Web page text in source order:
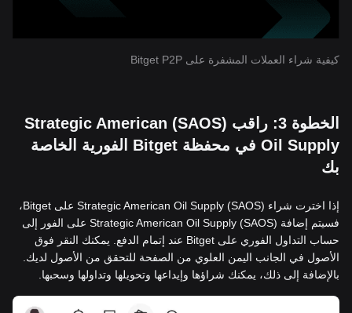
كيفية شراء العملات المشفرة على Bitget P2P
الخطوة 3: راقب (SAOS) Strategic American
Oil Supply في محفظة Bitget الفورية الخاصة
بك
إذا اخترت شراء (SAOS) Strategic American Oil Supply على Bitget،
فسيتم إضافة (SAOS) Strategic American Oil Supply على الفور إلى
حساب التداول الفوري على Bitget عند إتمام الدفع. يمكنك النقر فوق
الأصول في الجانب اليمن العلوي من الصفحة للتحقق من الأصول لديك.
بالإضافة إلى ذلك، يمكنك شراؤها وإيداعها وتحويلها وتداولها وسحبها.